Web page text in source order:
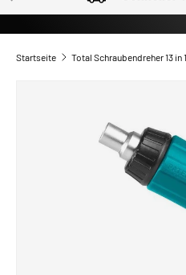
Startseite Total Schraubendreher 13 in